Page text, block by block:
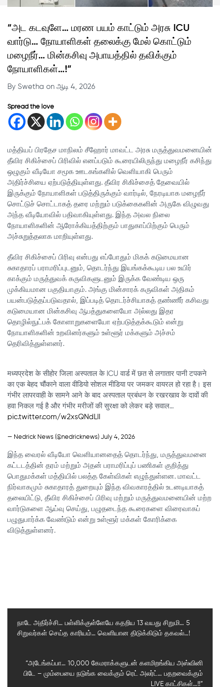
“அட கடவுளே… மரண பயம் காட்டும் அரசு ICU
வார்டு… நோயாளிகள் தலைக்கு மேல் கொட்டும்
மழைநீர்… மின்கசிவு அபாயத்தில் தவிக்கும்
நோயாளிகள்…!”
By Swetha on ஆடி 4, 2026
Spread the love
மத்தியப் பிரதேச மாநிலம் சீஹோர் மாவட்ட அரசு மருத்துவமனையின்
தீவிர சிகிச்சைப் பிரிவில் எனப்படும் கூரையிலிருந்து மழைநீர் கசிந்து
ஒழுகும் வீடியோ சமூக ஊடகங்களில் வெளியாகி பெரும்
அதிர்ச்சியை ஏற்படுத்தியுள்ளது. தீவிர சிகிச்சைத் தேவையில்
இருக்கும் நோயாளிகள் படுத்திருக்கும் வார்டில், நேரடியாக மழைநீர்
சொட்டுச் சொட்டாகத் தரை மற்றும் படுக்கைகளின் அருகே விழுவது
அந்த வீடியோவில் பதிவாகியுள்ளது. இந்த அவல நிலை
நோயாளிகளின் ஆரோக்கியத்திற்கும் பாதுகாப்பிற்கும் பெரும்
அச்சுறுத்தலாக மாறியுள்ளது.
தீவிர சிகிச்சைப் பிரிவு என்பது எப்போதும் மிகக் கடுமையான
சுகாதாரப் பராமரிப்புடனும், தொடர்ந்து இயங்கக்கூடிய பல உயிர்
காக்கும் மருத்துவக் கருவிகளுடனும் இருக்க வேண்டிய ஒரு
முக்கியமான பகுதியாகும். அங்கு மின்சாரக் கருவிகள் அதிகம்
பயன்படுத்தப்படுவதால், இப்படித் தொடர்ச்சியாகத் தண்ணீர் கசிவது
கடுமையான மின்கசிவு ஆபத்துகளையோ அல்லது இதர
தொழில்நுட்பக் கோளாறுகளையோ ஏற்படுத்தக்கூடும் என்று
நோயாளிகளின் உறவினர்களும் உள்ளூர் மக்களும் அச்சம்
தெரிவித்துள்ளனர்.
मध्यप्रदेश के सीहोर जिला अस्पताल के ICU वार्ड में छत से लगातार पानी टपकने
का एक बेहद चौंकाने वाला वीडियो सोशल मीडिया पर जमकर वायरल हो रहा है। इस
गंभीर लापरवाही के सामने आने के बाद अस्पताल प्रबंधन के रखरखाव के दावों की
हवा निकल गई है और गंभीर मरीजों की सुरक्षा को लेकर बड़े सवाल…
pic.twitter.com/w2xsQNdLlI
— Nedrick News (@nedricknews) July 4, 2026
இந்த வைரல் வீடியோ வெளியானதைத் தொடர்ந்து, மருத்துவமனை
கட்டடத்தின் தரம் மற்றும் அதன் பராமரிப்புப் பணிகள் குறித்து
பொதுமக்கள் மத்தியில் பலத்த கேள்விகள் எழுந்துள்ளன. மாவட்ட
நிர்வாகமும் சுகாதாரத் துறையும் இந்த விவகாரத்தில் உடனடியாகத்
தலையிட்டு, தீவிர சிகிச்சைப் பிரிவு மற்றும் மருத்துவமனையின் மற்ற
வார்டுகளை ஆய்வு செய்து, பழுதடைந்த கூரைகளை விரைவாகப்
பழுதுபார்க்க வேண்டும் என்று உள்ளூர் மக்கள் கோரிக்கை
விடுத்துள்ளனர்.
Previous
நாடே அதிர்ச்சி… பள்ளிக்குள்ளேயே கதறிய 13 வயது சிறுமி… 5
சிறுவர்கள் செய்த காரியம்… வெளியான திடுக்கிடும் தகவல்…!
Next
Post
“அடேங்கப்பா… 10,000 கேமராக்களுடன் களமிறங்கிய அஸ்வினி
பிடே – மும்பையை நடுங்க வைக்கும் ரெட் அலர்ட்… பதறவைக்கும்
LIVE காட்சிகள்…!!”